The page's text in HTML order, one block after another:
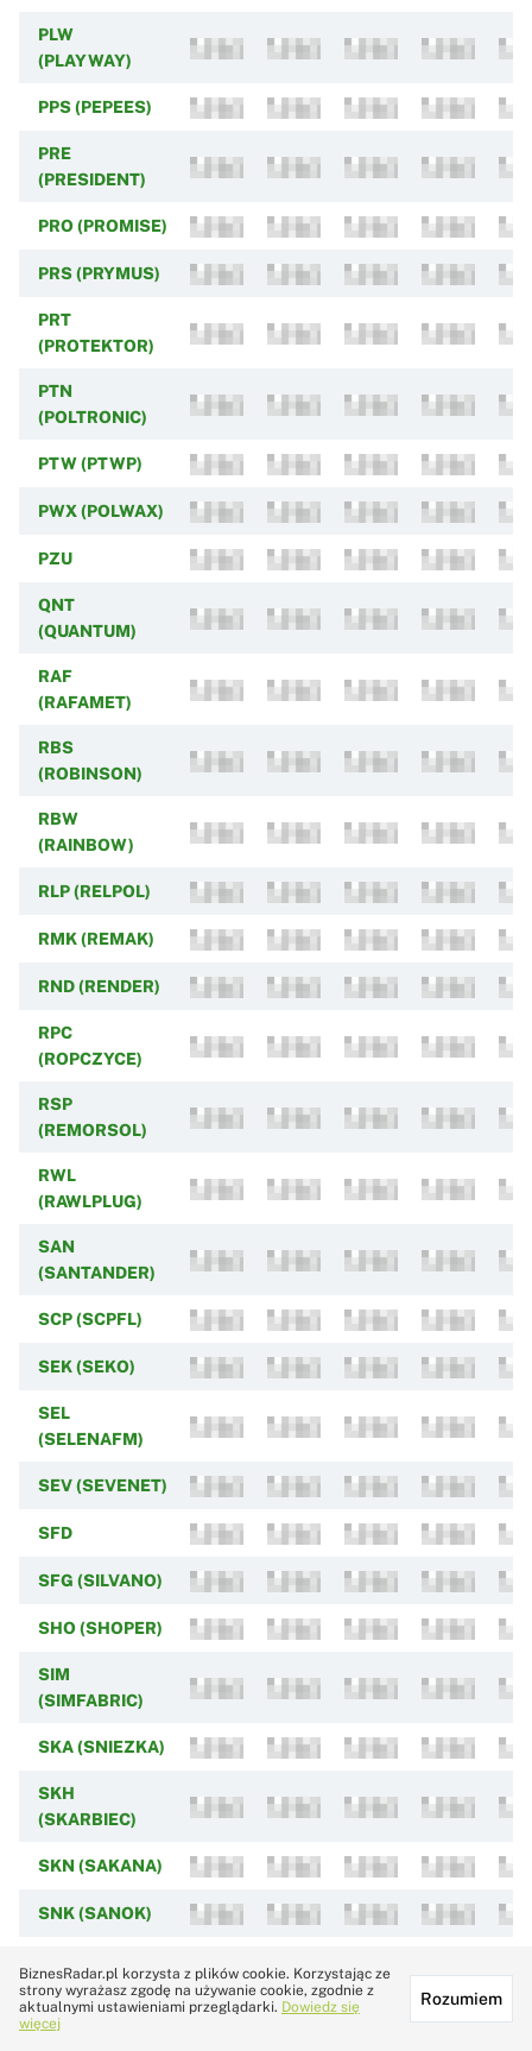
PLW
(PLAYWAY)
PPS (PEPEES)
PRE
(PRESIDENT)
PRO (PROMISE)
PRS (PRYMUS)
PRT
(PROTEKTOR)
PTN
(POLTRONIC)
PTW (PTWP)
PWX (POLWAX)
PZU
QNT
(QUANTUM)
RAF
(RAFAMET)
RBS
(ROBINSON)
RBW
(RAINBOW)
RLP (RELPOL)
RMK (REMAK)
RND (RENDER)
RPC
(ROPCZYCE)
RSP
(REMORSOL)
RWL
(RAWLPLUG)
SAN
(SANTANDER)
SCP (SCPFL)
SEK (SEKO)
SEL
(SELENAFM)
SEV (SEVENET)
SFD
SFG (SILVANO)
SHO (SHOPER)
SIM
(SIMFABRIC)
SKA (SNIEZKA)
SKH
(SKARBIEC)
SKN (SAKANA)
SNK (SANOK)
(SYNEKTIK)
SNX (SUNEX)
BiznesRadar.pl korzysta z plików cookie. Korzystając ze
strony wyrażasz zgodę na używanie cookie, zgodnie z
aktualnymi ustawieniami przeglądarki. Dowiedz się
więcej
Rozumiem